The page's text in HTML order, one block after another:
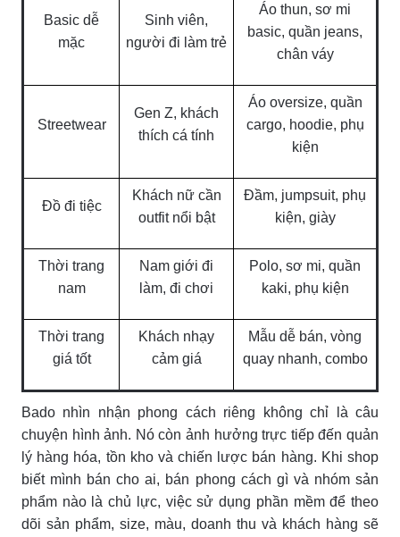
Basic dễ
mặc
Sinh viên,
người đi làm trẻ
Áo thun, sơ mi
basic, quần jeans,
chân váy
Streetwear
Gen Z, khách
thích cá tính
Áo oversize, quần
cargo, hoodie, phụ
kiện
Đồ đi tiệc
Khách nữ cần
outfit nổi bật
Đầm, jumpsuit, phụ
kiện, giày
Thời trang
nam
Nam giới đi
làm, đi chơi
Polo, sơ mi, quần
kaki, phụ kiện
Thời trang
giá tốt
Khách nhạy
cảm giá
Mẫu dễ bán, vòng
quay nhanh, combo
Bado nhìn nhận phong cách riêng không chỉ là câu
chuyện hình ảnh. Nó còn ảnh hưởng trực tiếp đến quản
lý hàng hóa, tồn kho và chiến lược bán hàng. Khi shop
biết mình bán cho ai, bán phong cách gì và nhóm sản
phẩm nào là chủ lực, việc sử dụng phần mềm để theo
dõi sản phẩm, size, màu, doanh thu và khách hàng sẽ